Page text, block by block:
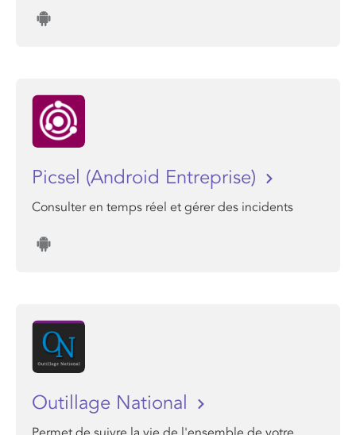
Picsel (Android Entreprise)
Consulter en temps réel et gérer des incidents
Outillage National